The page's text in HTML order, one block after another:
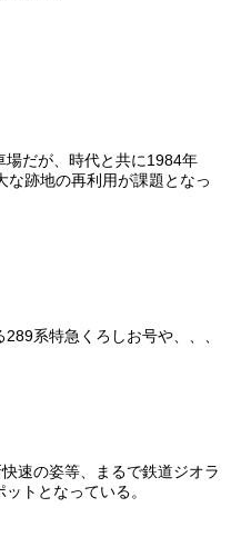
場だが、時代と共に1984年
な跡地の再利用が課題となっ
系特急くろしお号や、、、
速の姿等、まるで鉄道ジオラ
トとなっている。